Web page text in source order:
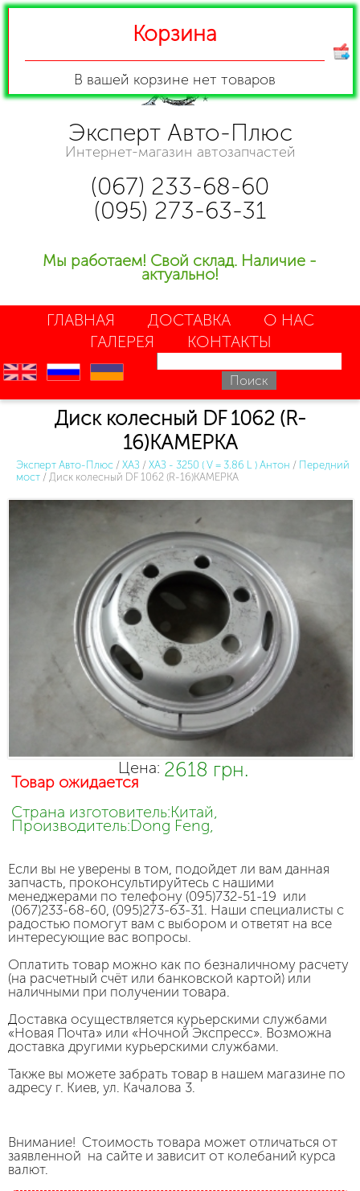
Эксперт Авто-Плюс
Интернет-магазин автозапчастей
(067) 233-68-60
(095) 273-63-31
Мы работаем! Свой склад. Наличие -
актуально!
ГЛАВНАЯ ДОСТАВКА
О НАС
ГАЛЕРЕЯ
КОНТАКТЫ
en ru uk
Диск колесный DF 1062 (R-
16)КАМЕРКА
Эксперт Авто-Плюс / ХАЗ / ХАЗ - 3250 ( V = 3.86 L ) Антон / Передний
мост / Диск колесный DF 1062 (R-16)КАМЕРКА
Цена: 2618 грн.
Товар ожидается
Страна изготовитель:Китай,
Производитель:Dong Feng,
Если вы не уверены в том, подойдет ли вам данная
запчасть, проконсультируйтесь с нашими
менеджерами по телефону (095)732-51-19 или
(067)233-68-60, (095)273-63-31. Наши специалисты с
радостью помогут вам с выбором и ответят на все
интересующие вас вопросы.
Оплатить товар можно как по безналичному расчету
(на расчетный счёт или банковской картой) или
наличными при получении товара.
Доставка осуществляется курьерскими службами
«Новая Почта» или «Ночной Экспресс». Возможна
доставка другими курьерскими службами.
Также вы можете забрать товар в нашем магазине по
адресу г. Киев, ул. Качалова 3.
Внимание! Стоимость товара может отличаться от
заявленной на сайте и зависит от колебаний курса
валют.
Корзина
В вашей корзине нет товаров